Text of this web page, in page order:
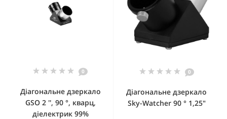
0
Діагональне дзеркало
GSO 2 '', 90 °, кварц,
діелектрик 99%
0
Діагональне дзеркало
Sky-Watcher 90 ° 1,25"